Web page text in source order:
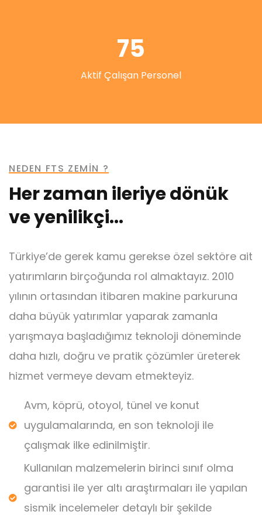
75
Aktif Çalışan Personel
NEDEN FTS ZEMİN ?
Her zaman ileriye dönük
ve yenilikçi...
Türkiye’de gerek kamu gerekse özel sektöre ait
yatırımların birçoğunda rol almaktayız. 2010
yılının ortasından itibaren makine parkuruna
daha büyük yatırımlar yaparak zamanla
yarışmaya başladığımız teknoloji döneminde
daha hızlı, doğru ve pratik çözümler üreterek
hizmet vermeye devam etmekteyiz.
Avm, köprü, otoyol, tünel ve konut
uygulamalarında, en son teknoloji ile
çalışmak ilke edinilmiştir.
Kullanılan malzemelerin birinci sınıf olma
garantisi ile yer altı araştırmaları ile yapılan
sismik incelemeler detaylı bir şekilde